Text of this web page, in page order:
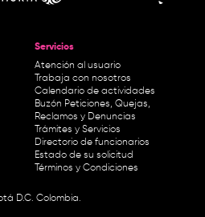
Servicios
Atención al usuario
Trabaja con nosotros
Calendario de actividades
Buzón Peticiones, Quejas,
Reclamos y Denuncias
Trámites y Servicios
Directorio de funcionarios
Estado de su solicitud
Términos y Condiciones
D.C. Colombia.